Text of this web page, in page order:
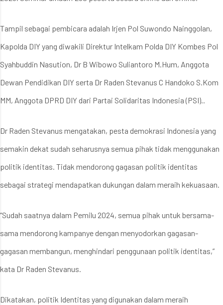
Tampil sebagai pembicara adalah Irjen Pol Suwondo Nainggolan,
Kapolda DIY yang diwakili Direktur Intelkam Polda DIY Kombes Pol
Syahbuddin Nasution, Dr B Wibowo Suliantoro M.Hum, Anggota
Dewan Pendidikan DIY serta Dr Raden Stevanus C Handoko S.Kom
MM, Anggota DPRD DIY dari Partai Solidaritas Indonesia (PSI)..
Dr Raden Stevanus mengatakan, pesta demokrasi Indonesia yang
semakin dekat sudah seharusnya semua pihak tidak menggunakan
politik identitas. Tidak mendorong gagasan politik identitas
sebagai strategi mendapatkan dukungan dalam meraih kekuasaan.
“Sudah saatnya dalam Pemilu 2024, semua pihak untuk bersama-
sama mendorong kampanye dengan menyodorkan gagasan-
gagasan membangun, menghindari penggunaan politik identitas,”
kata Dr Raden Stevanus.
Dikatakan, politik Identitas yang digunakan dalam meraih